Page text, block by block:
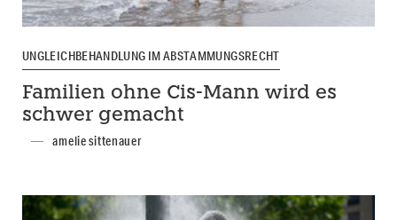
UNGLEICHBEHANDLUNG IM ABSTAMMUNGSRECHT
Familien ohne Cis-Mann wird es
schwer gemacht
amelie sittenauer